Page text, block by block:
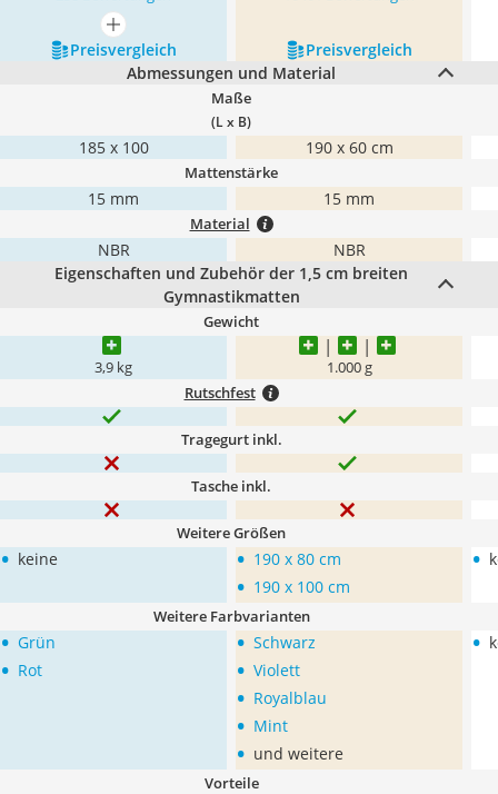
mehr anzeigen
Preis­vergleich
Preis­vergleich
Abmessungen und Material
Maße
(L x B)
185 x 100 190 x 60 cm
Mattenstärke
15 mm 15 mm
Material
NBR
NBR
Eigenschaften und Zubehör der 1,5 cm breiten
Gymnastikmatten
Gewicht
3,9 kg 1.000 g
Rutschfest
Tragegurt inkl.
Tasche inkl.
Weitere Größen
• keine • 190 x 80 cm
• 190 x 100 cm
•
Weitere Farbvarianten
• Grün
• Rot
• Schwarz
• Violett
• Royalblau
• Mint
• und weitere
•
Vorteile